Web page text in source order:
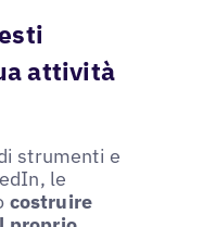
attività
strumenti e
le
costruire